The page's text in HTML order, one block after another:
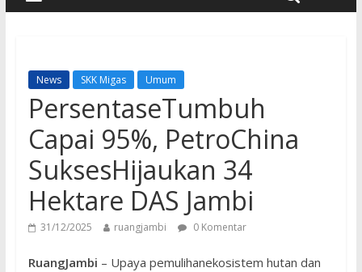
News SKK Migas Umum
PersentaseTumbuh
Capai 95%, PetroChina
SuksesHijaukan 34
Hektare DAS Jambi
31/12/2025 ruangjambi 0 Komentar
RuangJambi – Upaya pemulihanekosistem hutan dan